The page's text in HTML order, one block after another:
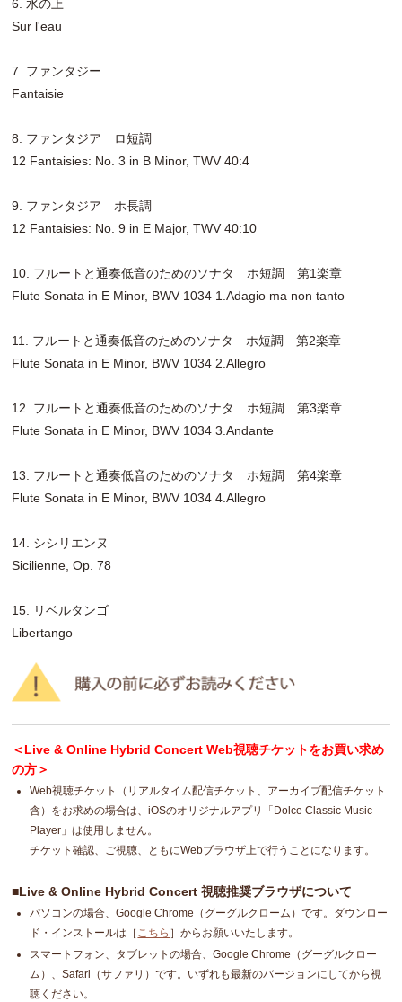
6. 水の上
Sur l'eau
7. ファンタジー
Fantaisie
8. ファンタジア ロ短調
12 Fantaisies: No. 3 in B Minor, TWV 40:4
9. ファンタジア ホ長調
12 Fantaisies: No. 9 in E Major, TWV 40:10
10. フルートと通奏低音のためのソナタ ホ短調 第1楽章
Flute Sonata in E Minor, BWV 1034 1.Adagio ma non tanto
11. フルートと通奏低音のためのソナタ ホ短調 第2楽章
Flute Sonata in E Minor, BWV 1034 2.Allegro
12. フルートと通奏低音のためのソナタ ホ短調 第3楽章
Flute Sonata in E Minor, BWV 1034 3.Andante
13. フルートと通奏低音のためのソナタ ホ短調 第4楽章
Flute Sonata in E Minor, BWV 1034 4.Allegro
14. シシリエンヌ
Sicilienne, Op. 78
15. リベルタンゴ
Libertango
＜Live & Online Hybrid Concert Web視聴チケットをお買い求め
の方＞
Web視聴チケット（リアルタイム配信チケット、アーカイブ配信チケット
含）をお求めの場合は、iOSのオリジナルアプリ「Dolce Classic Music
Player」は使用しません。
チケット確認、ご視聴、ともにWebブラウザ上で行うことになります。
■Live & Online Hybrid Concert 視聴推奨ブラウザについて
パソコンの場合、Google Chrome（グーグルクローム）です。ダウンロー
ド・インストールは［ こちら ］からお願いいたします。
スマートフォン、タブレットの場合、Google Chrome（グーグルクロー
ム）、Safari（サファリ）です。いずれも最新のバージョンにしてから視
聴ください。